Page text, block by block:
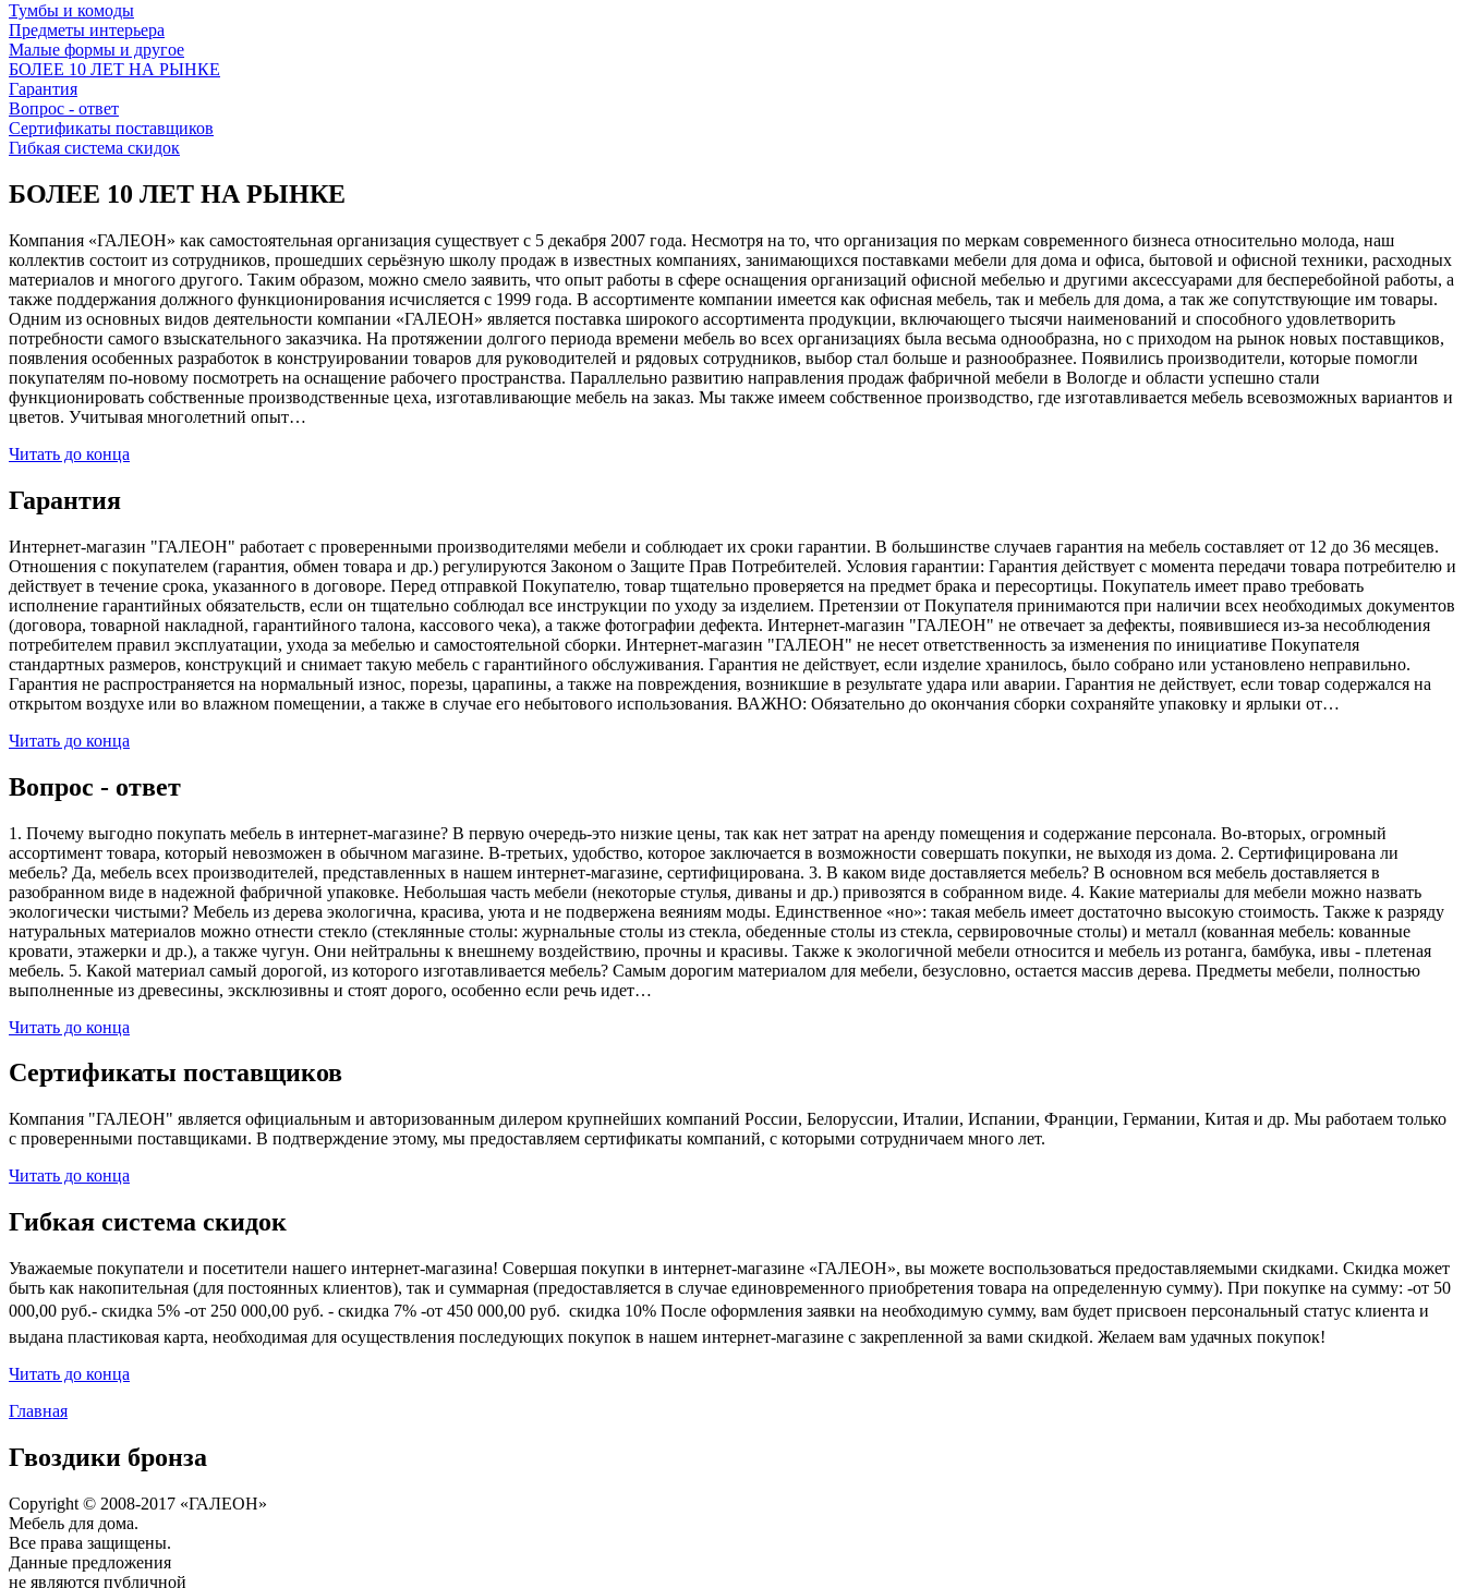
Тумбы и комоды
Предметы интерьера
Малые формы и другое
БОЛЕЕ 10 ЛЕТ НА РЫНКЕ
Гарантия
Вопрос - ответ
Сертификаты поставщиков
Гибкая система скидок
БОЛЕЕ 10 ЛЕТ НА РЫНКЕ
Компания «ГАЛЕОН» как самостоятельная организация существует с 5 декабря 2007 года. Несмотря на то, что организация по меркам современного бизнеса относительно молода, наш
коллектив состоит из сотрудников, прошедших серьёзную школу продаж в известных компаниях, занимающихся поставками мебели для дома и офиса, бытовой и офисной техники, расходных
материалов и многого другого. Таким образом, можно смело заявить, что опыт работы в сфере оснащения организаций офисной мебелью и другими аксессуарами для бесперебойной работы, а
также поддержания должного функционирования исчисляется с 1999 года. В ассортименте компании имеется как офисная мебель, так и мебель для дома, а так же сопутствующие им товары.
Одним из основных видов деятельности компании «ГАЛЕОН» является поставка широкого ассортимента продукции, включающего тысячи наименований и способного удовлетворить
потребности самого взыскательного заказчика. На протяжении долгого периода времени мебель во всех организациях была весьма однообразна, но с приходом на рынок новых поставщиков,
появления особенных разработок в конструировании товаров для руководителей и рядовых сотрудников, выбор стал больше и разнообразнее. Появились производители, которые помогли
покупателям по-новому посмотреть на оснащение рабочего пространства. Параллельно развитию направления продаж фабричной мебели в Вологде и области успешно стали
функционировать собственные производственные цеха, изготавливающие мебель на заказ. Мы также имеем собственное производство, где изготавливается мебель всевозможных вариантов и
цветов. Учитывая многолетний опыт…
Читать до конца
Гарантия
Интернет-магазин "ГАЛЕОН" работает с проверенными производителями мебели и соблюдает их сроки гарантии. В большинстве случаев гарантия на мебель составляет от 12 до 36 месяцев.
Отношения с покупателем (гарантия, обмен товара и др.) регулируются Законом о Защите Прав Потребителей. Условия гарантии: Гарантия действует с момента передачи товара потребителю и
действует в течение срока, указанного в договоре. Перед отправкой Покупателю, товар тщательно проверяется на предмет брака и пересортицы. Покупатель имеет право требовать
исполнение гарантийных обязательств, если он тщательно соблюдал все инструкции по уходу за изделием. Претензии от Покупателя принимаются при наличии всех необходимых документов
(договора, товарной накладной, гарантийного талона, кассового чека), а также фотографии дефекта. Интернет-магазин "ГАЛЕОН" не отвечает за дефекты, появившиеся из-за несоблюдения
потребителем правил эксплуатации, ухода за мебелью и самостоятельной сборки. Интернет-магазин "ГАЛЕОН" не несет ответственность за изменения по инициативе Покупателя
стандартных размеров, конструкций и снимает такую мебель с гарантийного обслуживания. Гарантия не действует, если изделие хранилось, было собрано или установлено неправильно.
Гарантия не распространяется на нормальный износ, порезы, царапины, а также на повреждения, возникшие в результате удара или аварии. Гарантия не действует, если товар содержался на
открытом воздухе или во влажном помещении, а также в случае его небытового использования. ВАЖНО: Обязательно до окончания сборки сохраняйте упаковку и ярлыки от…
Читать до конца
Вопрос - ответ
1. Почему выгодно покупать мебель в интернет-магазине? В первую очередь-это низкие цены, так как нет затрат на аренду помещения и содержание персонала. Во-вторых, огромный
ассортимент товара, который невозможен в обычном магазине. В-третьих, удобство, которое заключается в возможности совершать покупки, не выходя из дома. 2. Сертифицирована ли
мебель? Да, мебель всех производителей, представленных в нашем интернет-магазине, сертифицирована. 3. В каком виде доставляется мебель? В основном вся мебель доставляется в
разобранном виде в надежной фабричной упаковке. Небольшая часть мебели (некоторые стулья, диваны и др.) привозятся в собранном виде. 4. Какие материалы для мебели можно назвать
экологически чистыми? Мебель из дерева экологична, красива, уюта и не подвержена веяниям моды. Единственное «но»: такая мебель имеет достаточно высокую стоимость. Также к разряду
натуральных материалов можно отнести стекло (стеклянные столы: журнальные столы из стекла, обеденные столы из стекла, сервировочные столы) и металл (кованная мебель: кованные
кровати, этажерки и др.), а также чугун. Они нейтральны к внешнему воздействию, прочны и красивы. Также к экологичной мебели относится и мебель из ротанга, бамбука, ивы - плетеная
мебель. 5. Какой материал самый дорогой, из которого изготавливается мебель? Самым дорогим материалом для мебели, безусловно, остается массив дерева. Предметы мебели, полностью
выполненные из древесины, эксклюзивны и стоят дорого, особенно если речь идет…
Читать до конца
Сертификаты поставщиков
Компания "ГАЛЕОН" является официальным и авторизованным дилером крупнейших компаний России, Белоруссии, Италии, Испании, Франции, Германии, Китая и др. Мы работаем только
с проверенными поставщиками. В подтверждение этому, мы предоставляем сертификаты компаний, с которыми сотрудничаем много лет.
Читать до конца
Гибкая система скидок
Уважаемые покупатели и посетители нашего интернет-магазина! Совершая покупки в интернет-магазине «ГАЛЕОН», вы можете воспользоваться предоставляемыми скидками. Скидка может
быть как накопительная (для постоянных клиентов), так и суммарная (предоставляется в случае единовременного приобретения товара на определенную сумму). При покупке на сумму: -от 50
000,00 руб.- скидка 5% -от 250 000,00 руб. - скидка 7% -от 450 000,00 руб.  скидка 10% После оформления заявки на необходимую сумму, вам будет присвоен персональный статус клиента и
выдана пластиковая карта, необходимая для осуществления последующих покупок в нашем интернет-магазине с закрепленной за вами скидкой. Желаем вам удачных покупок!
Читать до конца
Главная
Гвоздики бронза
Copyright © 2008-2017 «ГАЛЕОН»
Мебель для дома.
Все права защищены.
Данные предложения
не являются публичной